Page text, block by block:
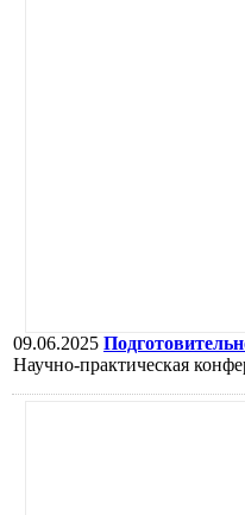
09.06.2025
Научно-практическая